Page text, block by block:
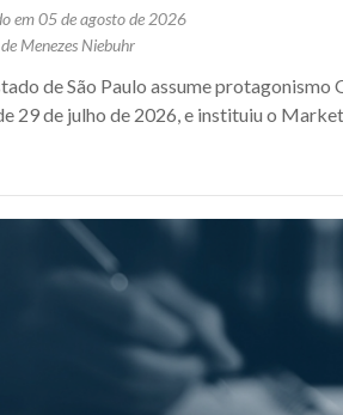
em 05 de agosto de 2026
Menezes Niebuhr
de São Paulo assume protagonismo
29 de julho de 2026, e instituiu o